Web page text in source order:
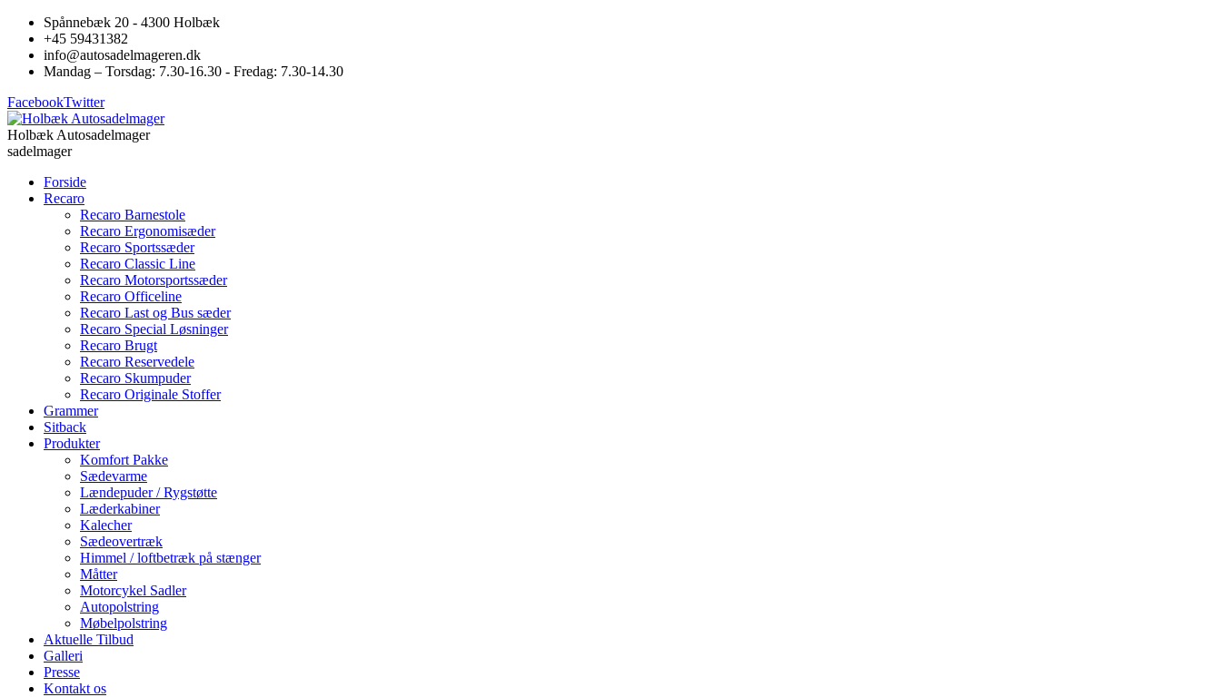
Spånnebæk 20 - 4300 Holbæk
+45 59431382
info@autosadelmageren.dk
Mandag – Torsdag: 7.30-16.30 - Fredag: 7.30-14.30
FacebookTwitter
Holbæk Autosadelmager
sadelmager
Forside
Recaro
Recaro Barnestole
Recaro Ergonomisæder
Recaro Sportssæder
Recaro Classic Line
Recaro Motorsportssæder
Recaro Officeline
Recaro Last og Bus sæder
Recaro Special Løsninger
Recaro Brugt
Recaro Reservedele
Recaro Skumpuder
Recaro Originale Stoffer
Grammer
Sitback
Produkter
Komfort Pakke
Sædevarme
Lændepuder / Rygstøtte
Læderkabiner
Kalecher
Sædeovertræk
Himmel / loftbetræk på stænger
Måtter
Motorcykel Sadler
Autopolstring
Møbelpolstring
Aktuelle Tilbud
Galleri
Presse
Kontakt os